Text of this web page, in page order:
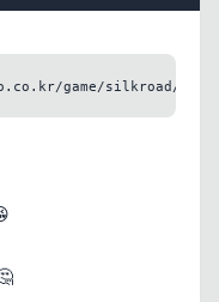
game/silkroad/